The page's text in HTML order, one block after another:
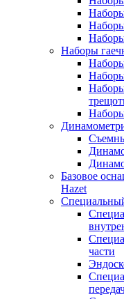
Наборы
Базовое
Hazet
части